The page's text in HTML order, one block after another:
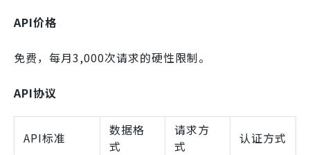
API价格
免费，每月3,000次请求的硬性限制。
API协议
API标准
数据格
式
请求方
式
认证方式